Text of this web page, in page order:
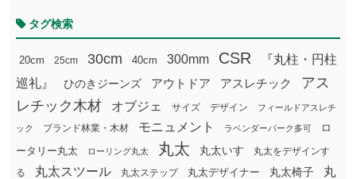
タグ検索
20cm 25cm 30cm 40cm 300mm CSR
『丸柱・円柱
巡礼』
ひのきジーンズ アウトドア アスレチック
アス
レチック木材
オブジェ サイズ デザイン フィールドアスレチ
ック ブランド林業・木材 モニュメント ラベンダーパーク多可
ロ
ータリー丸太
ローリング丸太 丸太 丸太いす
丸太をデザインす
る
丸太スツール 丸太ステップ 丸太デザイナー 丸太椅子 丸